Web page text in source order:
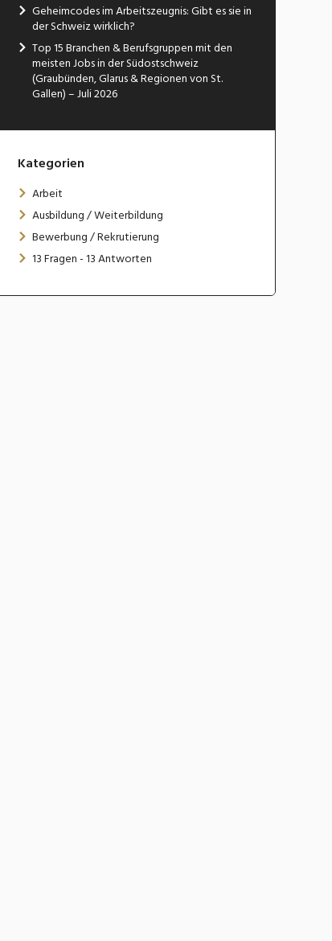
Geheimcodes im Arbeitszeugnis: Gibt es sie in
der Schweiz wirklich?
Top 15 Branchen & Berufsgruppen mit den
meisten Jobs in der Südostschweiz
(Graubünden, Glarus & Regionen von St.
Gallen) – Juli 2026
Kategorien
Arbeit
Ausbildung / Weiterbildung
Bewerbung / Rekrutierung
13 Fragen - 13 Antworten